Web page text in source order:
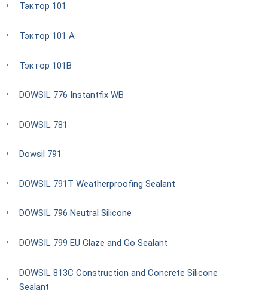
Тэктор 101
Тэктор 101 А
Тэктор 101В
DOWSIL 776 Instantfix WB
DOWSIL 781
Dowsil 791
DOWSIL 791T Weatherproofing Sealant
DOWSIL 796 Neutral Silicone
DOWSIL 799 EU Glaze and Go Sealant
DOWSIL 813C Construction and Concrete Silicone
Sealant